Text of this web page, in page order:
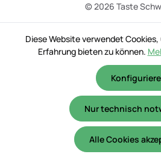
© 2026 Taste
Diese Website verwendet
Erfahrung bieten zu können.
Nur technisch
Alle Cookies